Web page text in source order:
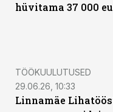
hüvitama 37 000
ST
TÖÖKUULUTUSED
29.06.26, 10:33
Linnamäe